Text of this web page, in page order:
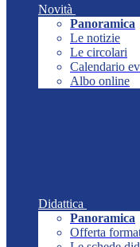
Novità
Panoramica
Le notizie
Le circolari
Calendario
Albo online
Didattica
Panoramica
Offerta